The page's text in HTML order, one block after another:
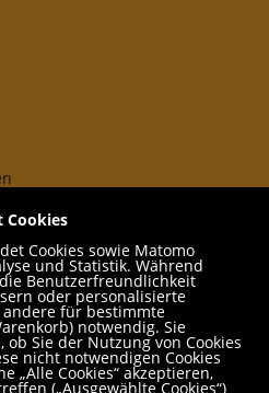
Cookies
Cookies sowie Matomo
und Statistik. Während
Benutzerfreundlichkeit
oder personalisierte
für bestimmte
notwendig. Sie
Sie der Nutzung von Cookies
nicht notwendigen Cookies
„Alle Cookies“ akzeptieren,
(„Ausgewählte Cookies“)